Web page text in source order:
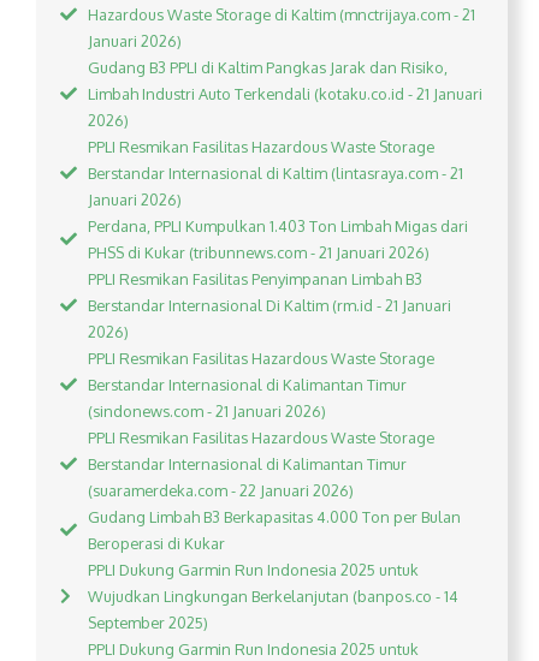
Hazardous Waste Storage di Kaltim (mnctrijaya.com - 21
Januari 2026)
Gudang B3 PPLI di Kaltim Pangkas Jarak dan Risiko,
Limbah Industri Auto Terkendali (kotaku.co.id - 21 Januari
2026)
PPLI Resmikan Fasilitas Hazardous Waste Storage
Berstandar Internasional di Kaltim (lintasraya.com - 21
Januari 2026)
Perdana, PPLI Kumpulkan 1.403 Ton Limbah Migas dari
PHSS di Kukar (tribunnews.com - 21 Januari 2026)
PPLI Resmikan Fasilitas Penyimpanan Limbah B3
Berstandar Internasional Di Kaltim (rm.id - 21 Januari
2026)
PPLI Resmikan Fasilitas Hazardous Waste Storage
Berstandar Internasional di Kalimantan Timur
(sindonews.com - 21 Januari 2026)
PPLI Resmikan Fasilitas Hazardous Waste Storage
Berstandar Internasional di Kalimantan Timur
(suaramerdeka.com - 22 Januari 2026)
Gudang Limbah B3 Berkapasitas 4.000 Ton per Bulan
Beroperasi di Kukar
PPLI Dukung Garmin Run Indonesia 2025 untuk
Wujudkan Lingkungan Berkelanjutan (banpos.co - 14
September 2025)
PPLI Dukung Garmin Run Indonesia 2025 untuk